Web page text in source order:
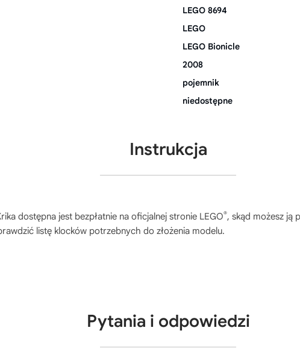
LEGO 8694
LEGO
LEGO Bionicle
2008
pojemnik
niedostępne
Instrukcja
dostępna jest bezpłatnie na oficjalnej stronie LEGO®, skąd możesz ją
listę klocków potrzebnych do złożenia modelu.
Pytania i odpowiedzi